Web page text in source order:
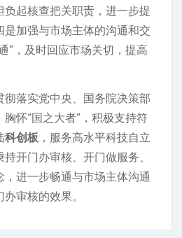
负起核查把关职责，进一步提
加强与市场主体的沟通和交
”，及时回应市场关切，提高
落实党中央、国务院决策部
怀“国之大者”，积极支持符
科创板 ，服务高水平科技自立
开门办审核、开门做服务、
进一步畅通与市场主体沟通
审核的效果。